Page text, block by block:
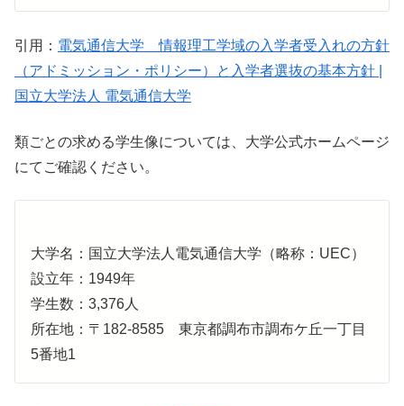
引用： 電気通信大学 情報理工学域の入学者受入れの方針
（アドミッション・ポリシー）と入学者選抜の基本方針 |
国立大学法人 電気通信大学
類ごとの求める学生像については、大学公式ホームページ
にてご確認ください。
大学名：国立大学法人電気通信大学（略称：UEC）
設立年：1949年
学生数：3,376人
所在地：〒182-8585 東京都調布市調布ケ丘一丁目
5番地1